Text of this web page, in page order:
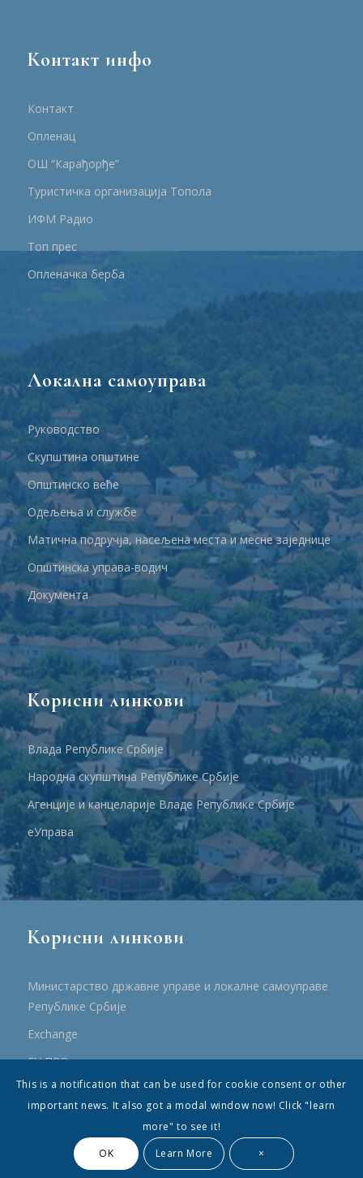
Контакт инфо
Контакт
Опленац
ОШ “Карађорђе”
Туристичка организација Топола
ИФМ Радио
Топ прес
Опленачка берба
Локална самоуправа
Руководство
Скупштина општине
Општинско веће
Одељења и службе
Матична подручја, насељена места и месне заједнице
Општинска управа-водич
Документа
Корисни линкови
Влада Републике Србије
Народна скупштина Републике Србије
Агенције и канцеларије Владе Републике Србије
еУправа
Корисни линкови
Министарство државне управе и локалне самоуправе
Републике Србије
Еxchange
ЕУ ПРО
ПРРР
© Општина Топола - Сва права су садржана
This is a notification that can be used for cookie consent or other
important news. It also got a modal window now! Click "learn
more" to see it!
OK
Learn More ×